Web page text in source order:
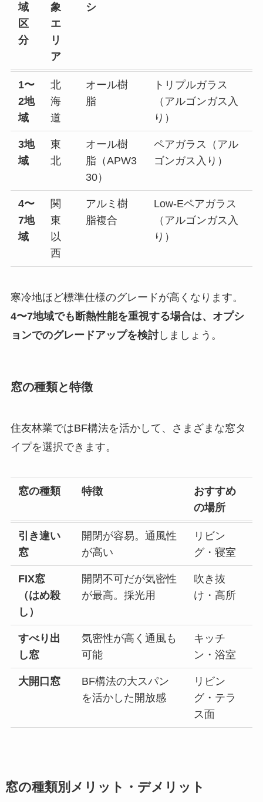
域
区
分
象
エ
リ
ア
シ
1〜
2地
域
北
海
道
オール樹
脂
トリプルガラス
（アルゴンガス入
り）
3地
域
東
北
オール樹
脂（APW3
30）
ペアガラス（アル
ゴンガス入り）
4〜
7地
域
関
東
以
西
アルミ樹
脂複合
Low-Eペアガラス
（アルゴンガス入
り）
寒冷地ほど標準仕様のグレードが高くなります。
4〜7地域でも断熱性能を重視する場合は、オプシ
ョンでのグレードアップを検討しましょう。
窓の種類と特徴
住友林業ではBF構法を活かして、さまざまな窓タ
イプを選択できます。
窓の種類 特徴
おすすめ
の場所
引き違い
窓
開閉が容易。通風性
が高い
リビン
グ・寝室
FIX窓
（はめ殺
し）
開閉不可だが気密性
が最高。採光用
吹き抜
け・高所
すべり出
し窓
気密性が高く通風も
可能
キッチ
ン・浴室
大開口窓
BF構法の大スパン
を活かした開放感
リビン
グ・テラ
ス面
窓の種類別メリット・デメリット